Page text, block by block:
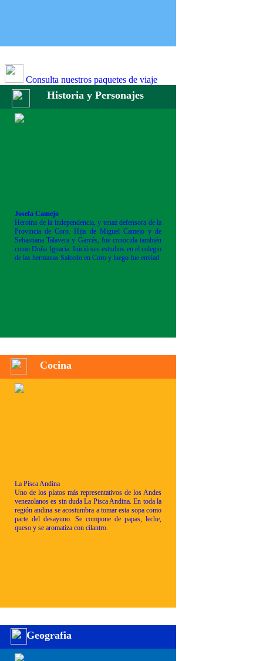
Consulta nuestros paquetes de viaje
Historia y Personajes
Josefa Camejo
Heroína de la independencia, y tenaz defensora de la
Provincia de Coro. Hija de Miguel Camejo y de
Sebastiana Talavera y Garcés, fue conocida también
como Doña Ignacia. Inició sus estudios en el colegio
de las hermanas Salcedo en Coro y luego fue enviad
Cocina
La Pisca Andina
Uno de los platos más representativos de los Andes
venezolanos es sin duda La Pisca Andina. En toda la
región andina se acostumbra a tomar esta sopa como
parte del desayuno. Se compone de papas, leche,
queso y se aromatiza con cilantro.
Geografia